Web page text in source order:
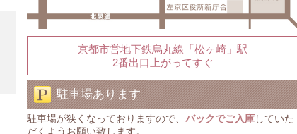
京都市営地下鉄烏丸線「松ヶ崎」駅
2番出口上がってすぐ
駐車場あります
駐車場が狭くなっておりますので、 バックでご入庫していた
だくようお願い致します。